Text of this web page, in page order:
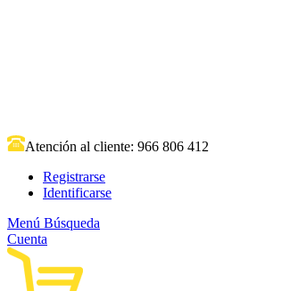
Atención al cliente: 966 806 412
Registrarse
Identificarse
Menú Búsqueda
Cuenta